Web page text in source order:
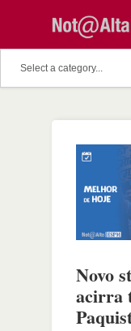
Novo
acirra